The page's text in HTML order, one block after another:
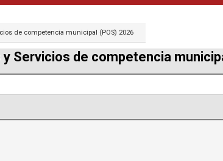
de competencia municipal (POS) 2026
Servicios de competencia